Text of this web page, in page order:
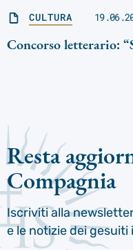
CULTURA
Concorso letterario:
Resta
Compagnia
Iscriviti alla
e le notizie dei gesuiti